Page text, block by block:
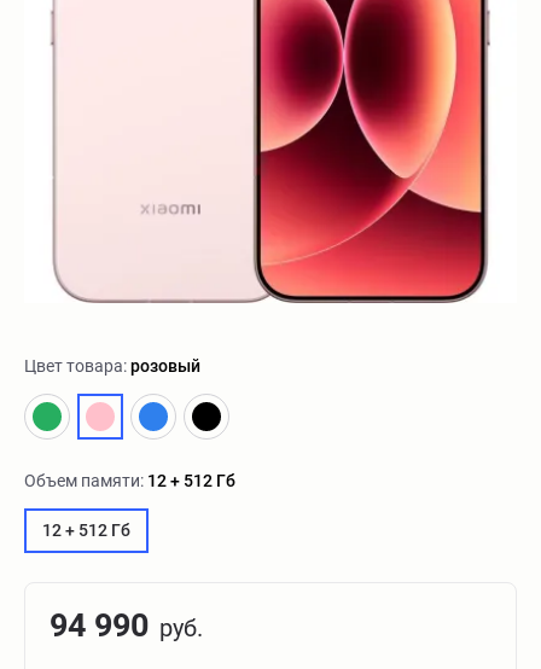
Цвет товара:розовый
Объем памяти: 12 + 512 Гб
12 + 512 Гб
94 990 руб.